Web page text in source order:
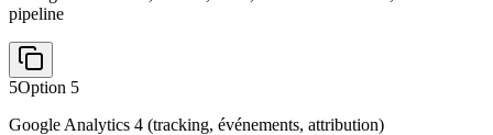
pipeline
5Option 5
Google Analytics 4 (tracking, événements, attribution)